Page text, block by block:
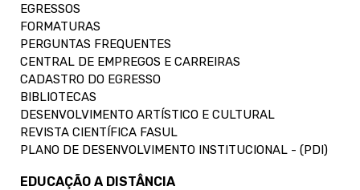
EGRESSOS
FORMATURAS
PERGUNTAS FREQUENTES
CENTRAL DE EMPREGOS E CARREIRAS
CADASTRO DO EGRESSO
BIBLIOTECAS
DESENVOLVIMENTO ARTÍSTICO E CULTURAL
REVISTA CIENTÍFICA FASUL
PLANO DE DESENVOLVIMENTO INSTITUCIONAL - (PDI)
EDUCAÇÃO A DISTÂNCIA